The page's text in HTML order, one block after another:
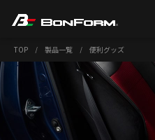
TOP / 製品一覧 / 便利グッズ